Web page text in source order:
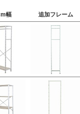
幅 追加フレーム